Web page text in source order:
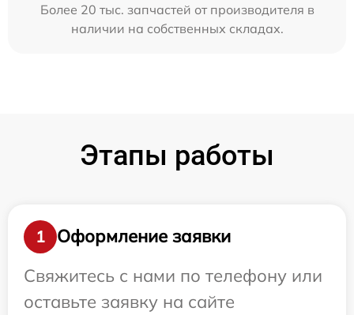
Более 20 тыс. запчастей от производителя в
наличии на собственных складах.
Этапы работы
1
Оформление заявки
Свяжитесь с нами по телефону или
оставьте заявку на сайте